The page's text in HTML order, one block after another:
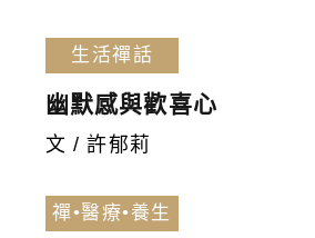
生活禪話
幽默感與歡喜心
文 / 許郁莉
禪•醫療•養生